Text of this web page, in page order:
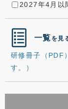
2027年4月以
一覧 を見
研修冊子（PDF
す。）